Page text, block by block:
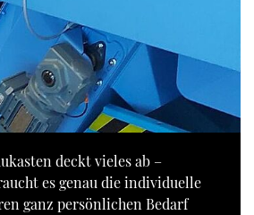
deckt vieles ab –
es genau die individuelle
ganz persönlichen Bedarf